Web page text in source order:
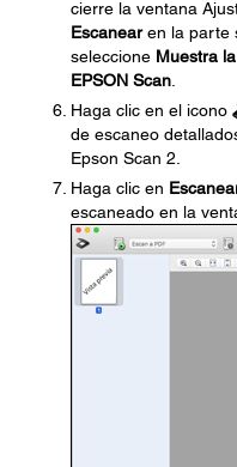
cierre la ventana
Escanearen la parte
seleccione Muestra
EPSON Scan
Haga clic en el icono
de escaneo
Epson Scan 2.
Haga clic en
escaneado en la